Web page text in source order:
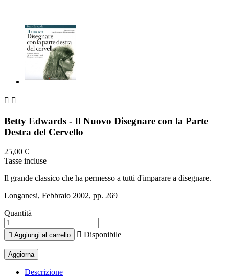
 
Betty Edwards - Il Nuovo Disegnare con la Parte
Destra del Cervello
25,00 €
Tasse incluse
Il grande classico che ha permesso a tutti d'imparare a disegnare.
Longanesi, Febbraio 2002, pp. 269
Quantità
 Aggiungi al carrello  Disponibile
Descrizione